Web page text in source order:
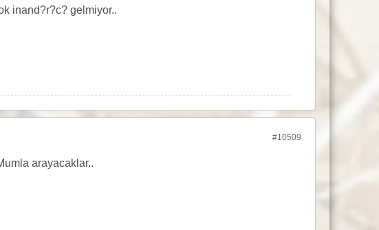
inand?r?c? gelmiyor..
#10509
arayacaklar..